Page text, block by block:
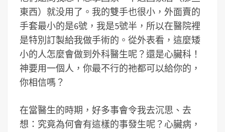
東西）就没用了。我的雙手也很小，外面賣的
手套最小的是6號，我是5號半，所以在醫院裡
是特別訂製給我做手術的。從外表看，這麼矮
小的人怎麼會做到外科醫生呢？還是心臟科！
神要用一個人，你最不行的祂都可以給你的，
你相信嗎？
在當醫生的時期，好多事會令我去沉思、去
想：究竟為何會有這樣的事發生呢？心臟病，